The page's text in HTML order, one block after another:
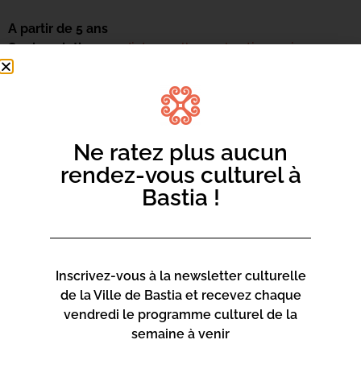
A partir de 5 ans
Sur inscription:mediateca-alboru@bastia.corsica
Canti Corsi cun Tittò Limongi. Veni à scopre è cantà e
canzone corse nant’a l’inguernu.
Ne ratez plus aucun
rendez-vous culturel à
Bastia !
Inscrivez-vous à la newsletter culturelle
de la Ville de Bastia et recevez chaque
vendredi le programme culturel de la
semaine à venir